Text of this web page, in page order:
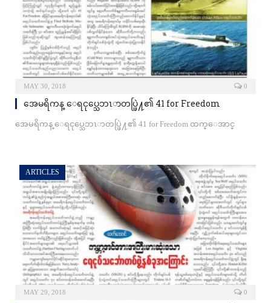
MAY 30, 2018 0
အေမရိကန္ ေရငုပ္သေဘၤာတပ္ဖြဲ႔၏ 41 for Freedom
အေမရိကန္ ေရငုပ္သေဘၤာတပ္ဖြဲ႔၏ 41 for Freedom ထက္ေအာင္
ARTICLES
MAY 29, 2018 0